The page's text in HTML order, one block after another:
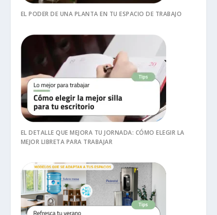
EL PODER DE UNA PLANTA EN TU ESPACIO DE TRABAJO
EL DETALLE QUE MEJORA TU JORNADA: CÓMO ELEGIR LA
MEJOR LIBRETA PARA TRABAJAR